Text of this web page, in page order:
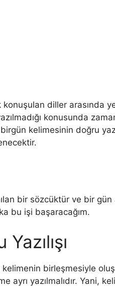
diller arasında
konusunda
kelimesinin doğru
bir sözcüktür ve bir
bu işi başaracağım.
birleşmesiyle
ayrı yazılmalıdır. Yani,